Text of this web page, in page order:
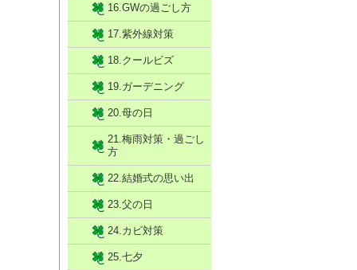
16.GWの過ごし方
17.紫外線対策
18.クールビズ
19.ガーデニング
20.母の日
21.梅雨対策・過ごし
方
22.結婚式の思い出
23.父の日
24.カビ対策
25.七夕